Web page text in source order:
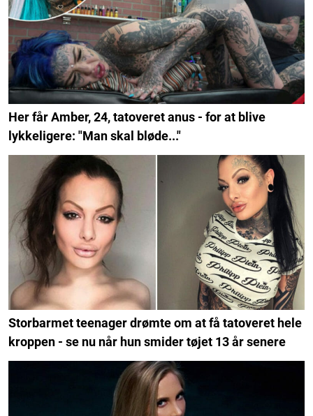
Her får Amber, 24, tatoveret anus - for at blive
lykkeligere: "Man skal bløde..."
Storbarmet teenager drømte om at få tatoveret hele
kroppen - se nu når hun smider tøjet 13 år senere